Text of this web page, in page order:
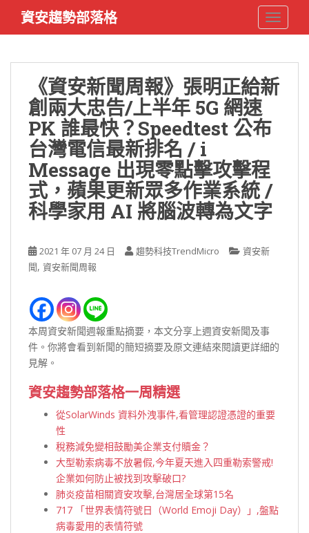
i
資安趨勢部落格
《資安新聞周報》張明正給新
創兩大忠告/上半年 5G 網速
PK 誰最快？Speedtest 公布
台灣電信最新排名 / i
Message 出現零點擊攻擊程
式，蘋果更新眾多作業系統 /
科學家用 AI 將腦波轉為文字
2021 年 07 月 24 日 趨勢科技TrendMicro
資安新
聞, 資安新聞周報
本周資安新聞週報重點摘要，本文分享上週資安新聞及事
件。你將會看到新聞的簡短摘要及原文連結來閱讀更詳細的
見解。
資安趨勢部落格一周精選
從SolarWinds 資料外洩事件,看管理認證憑證的重要
性
稅務減免變相鼓勵美企業支付贖金？
大型勒索病毒不放暑假,今年夏天進入四重勒索警戒!
企業如何防止被找到攻擊破口?
肺炎疫苗相關資安攻擊,台灣居全球第15名
717 「世界表情符號日（World Emoji Day）」,盤點
病毒愛用的表情符號